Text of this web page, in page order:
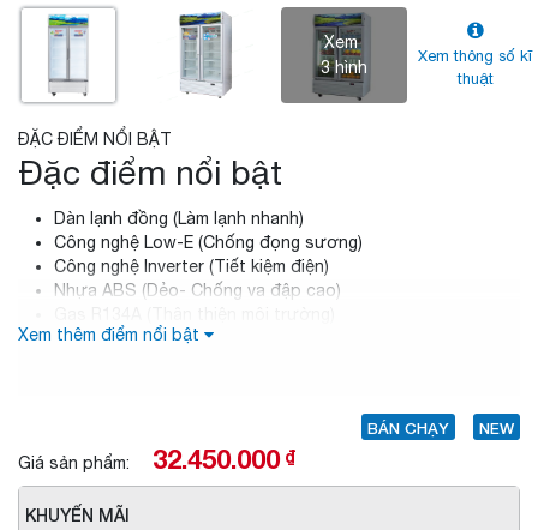
Xem
3 hình
Xem thông số kĩ
thuật
ĐẶC ĐIỂM NỔI BẬT
Đặc điểm nổi bật
Dàn lạnh đồng (Làm lạnh nhanh)
Công nghệ Low-E (Chống đọng sương)
Công nghệ Inverter (Tiết kiệm điện)
Nhựa ABS (Dẻo- Chống va đập cao)
Trang bị ngăn kệ (Di chuyển tiện dụng)
Xem thêm điểm nổi bật
BÁN CHẠY
NEW
Giá sản phẩm:
32.450.000₫
KHUYẾN MÃI